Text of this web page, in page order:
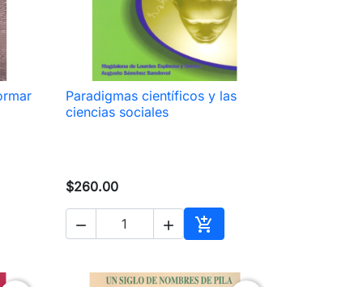
al carrito
 Vista rápida
Paradigmas científicos y las
ciencias sociales
$260.00
  
Añadir al carrito